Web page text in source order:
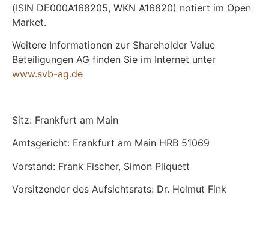
(ISIN DE000A168205, WKN A16820) notiert im Open
Market.
Weitere Informationen zur Shareholder Value
Beteiligungen AG finden Sie im Internet unter
www.svb-ag.de
Sitz: Frankfurt am Main
Amtsgericht: Frankfurt am Main HRB 51069
Vorstand: Frank Fischer, Simon Pliquett
Vorsitzender des Aufsichtsrats: Dr. Helmut Fink